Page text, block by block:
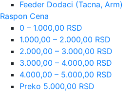
Feeder Dodaci (Tacna, Arm)
Raspon Cena
0 – 1.000,00 RSD
1.000,00 – 2.000,00 RSD
2.000,00 – 3.000,00 RSD
3.000,00 – 4.000,00 RSD
4.000,00 – 5.000,00 RSD
Preko 5.000,00 RSD